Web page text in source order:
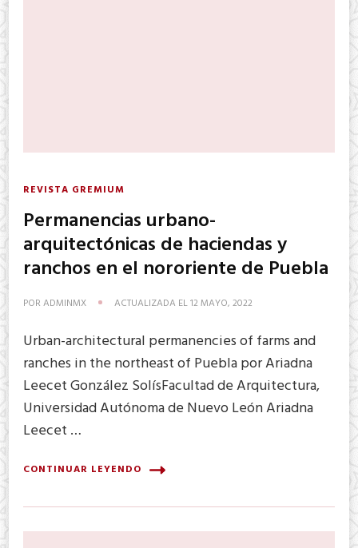
REVISTA GREMIUM
Permanencias urbano-
arquitectónicas de haciendas y
ranchos en el nororiente de Puebla
POR ADMINMX ACTUALIZADA EL12 MAYO, 2022
Urban-architectural permanencies of farms and
ranches in the northeast of Puebla por Ariadna
Leecet González SolísFacultad de Arquitectura,
Universidad Autónoma de Nuevo León Ariadna
Leecet …
CONTINUAR LEYENDO